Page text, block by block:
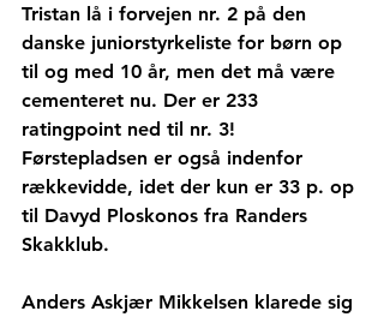
Tristan lå i forvejen nr. 2 på den
danske juniorstyrkeliste for børn op
til og med 10 år, men det må være
cementeret nu. Der er 233
ratingpoint ned til nr. 3!
Førstepladsen er også indenfor
rækkevidde, idet der kun er 33 p. op
til Davyd Ploskonos fra Randers
Skakklub.
Anders Askjær Mikkelsen klarede sig